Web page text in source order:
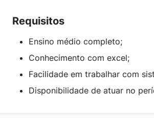
Requisitos
Ensino médio completo;
Conhecimento com excel;
Facilidade em trabalhar com
Disponibilidade de atuar no